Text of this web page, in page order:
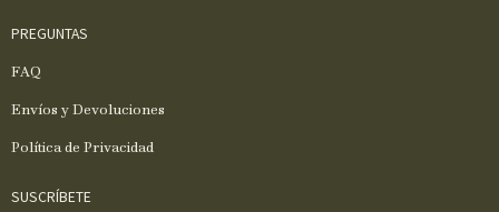
PREGUNTAS
FAQ
Envíos y Devoluciones
Política de Privacidad
SUSCRÍBETE